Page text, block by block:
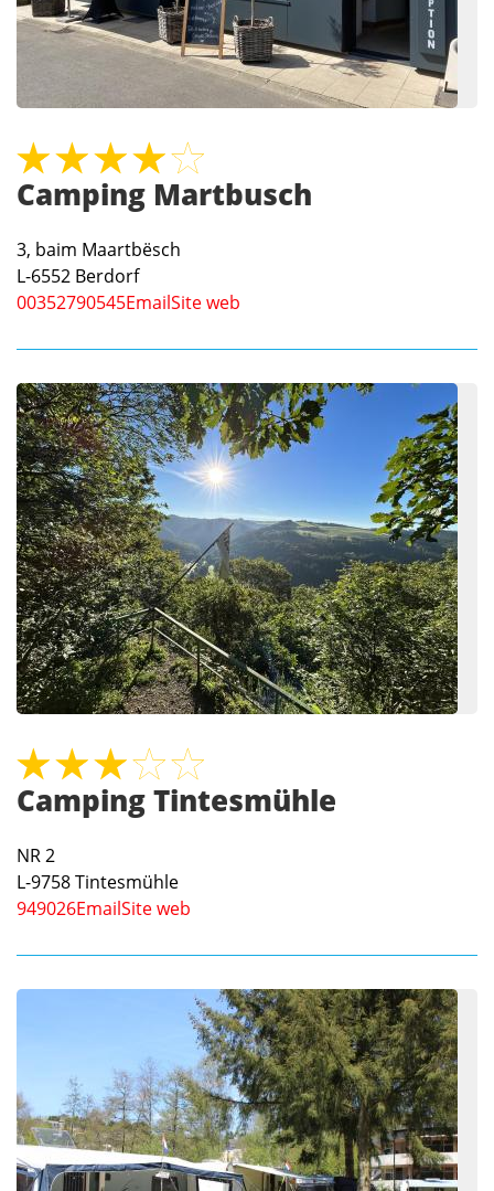
Camping Martbusch
3, baim Maartbësch
L-6552 Berdorf
00352790545EmailSite web
Camping Tintesmühle
NR 2
L-9758Tintesmühle
949026EmailSite web